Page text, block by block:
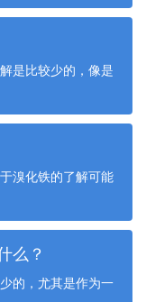
是比较少的，像是
溴化铁的了解可能
么？
的，尤其是作为一